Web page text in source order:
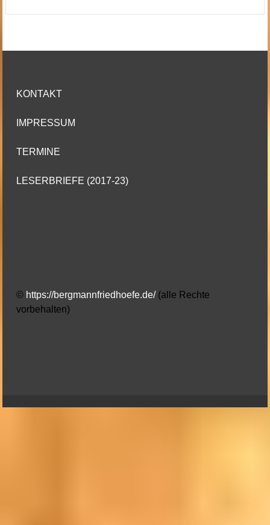
KONTAKT
IMPRESSUM
TERMINE
LESERBRIEFE (2017-23)
© https://bergmannfriedhoefe.de/(alle Rechte
vorbehalten)